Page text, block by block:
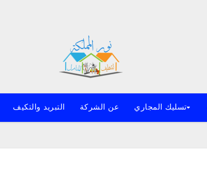
تسليك المجاري عن الشركة التبريد والتكيف